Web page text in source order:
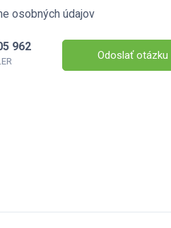
osobných údajov
962
Odoslať otázku